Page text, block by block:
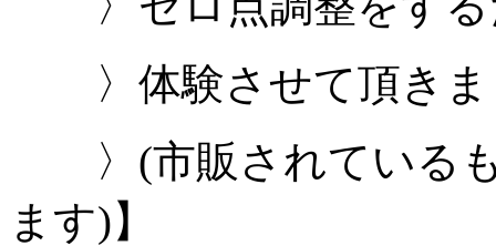
〉体験させて頂きま
〉(市販されているも
ます)】